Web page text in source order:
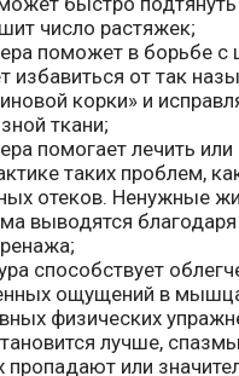
число растяжек;
поможет в борьбе с
избавиться от так
корки» и
ткани;
помогает лечить или
таких проблем,
отеков. Ненужные
выводятся
способствует
ощущений в
физических
лучше,
или